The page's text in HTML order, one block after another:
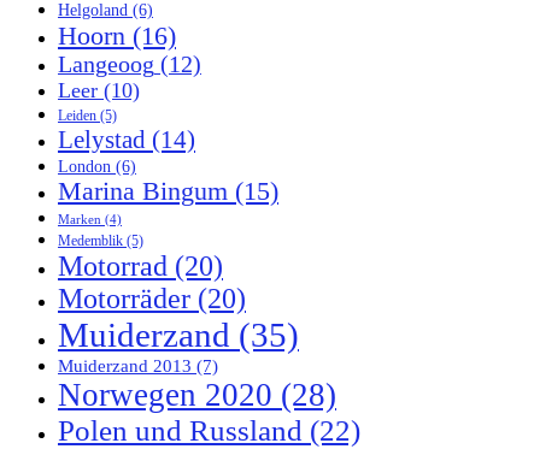
Helgoland (6)
Hoorn (16)
Langeoog (12)
Leer (10)
Leiden (5)
Lelystad (14)
London (6)
Marina Bingum (15)
Marken (4)
Medemblik (5)
Motorrad (20)
Motorräder (20)
Muiderzand (35)
Muiderzand 2013 (7)
Norwegen 2020 (28)
Polen und Russland (22)